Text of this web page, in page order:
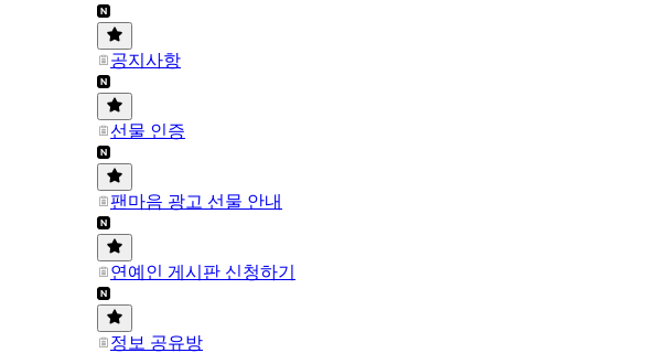
공지사항
선물 인증
팬마음 광고 선물 안내
연예인 게시판 신청하기
정보 공유방